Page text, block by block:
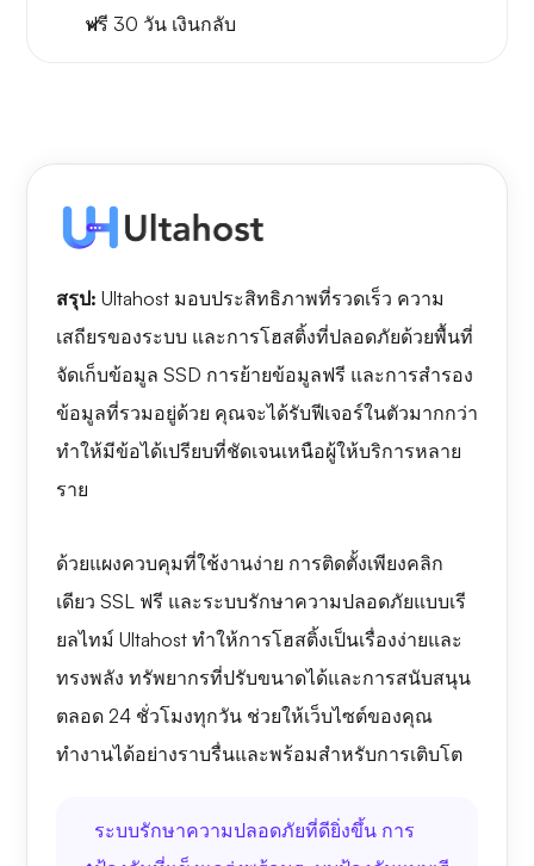
ฟรี 30 วัน เงินกลับ
สรุป: Ultahost มอบประสิทธิภาพที่รวดเร็ว ความ
เสถียรของระบบ และการโฮสติ้งที่ปลอดภัยด้วยพื้นที่
จัดเก็บข้อมูล SSD การย้ายข้อมูลฟรี และการสำรอง
ข้อมูลที่รวมอยู่ด้วย คุณจะได้รับฟีเจอร์ในตัวมากกว่า
ทำให้มีข้อได้เปรียบที่ชัดเจนเหนือผู้ให้บริการหลาย
ราย
ด้วยแผงควบคุมที่ใช้งานง่าย การติดตั้งเพียงคลิก
เดียว SSL ฟรี และระบบรักษาความปลอดภัยแบบเรี
ยลไทม์ Ultahost ทำให้การโฮสติ้งเป็นเรื่องง่ายและ
ทรงพลัง ทรัพยากรที่ปรับขนาดได้และการสนับสนุน
ตลอด 24 ชั่วโมงทุกวัน ช่วยให้เว็บไซต์ของคุณ
ทำงานได้อย่างราบรื่นและพร้อมสำหรับการเติบโต
ระบบรักษาความปลอดภัยที่ดียิ่งขึ้น การ